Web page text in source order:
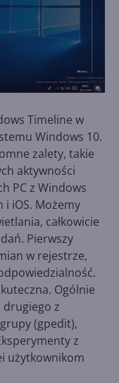
Timeline w
Windows 10.
zalety, takie
aktywności
PC z Windows
iOS. Możemy
całkowicie
Pierwszy
w rejestrze,
Ogólnie
drugiego z
(gpedit),
z
użytkownikom